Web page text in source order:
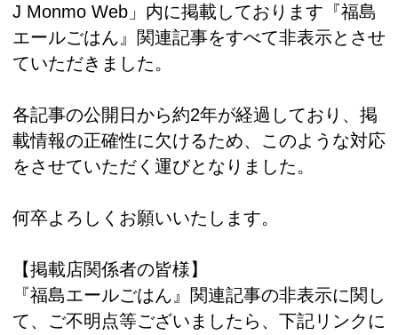
J Monmo Web」内に掲載しております『福島
エールごはん』関連記事をすべて非表示とさせ
ていただきました。
各記事の公開日から約2年が経過しており、掲
載情報の正確性に欠けるため、このような対応
をさせていただく運びとなりました。
何卒よろしくお願いいたします。
【掲載店関係者の皆様】
『福島エールごはん』関連記事の非表示に関し
て、ご不明点等ございましたら、下記リンクに